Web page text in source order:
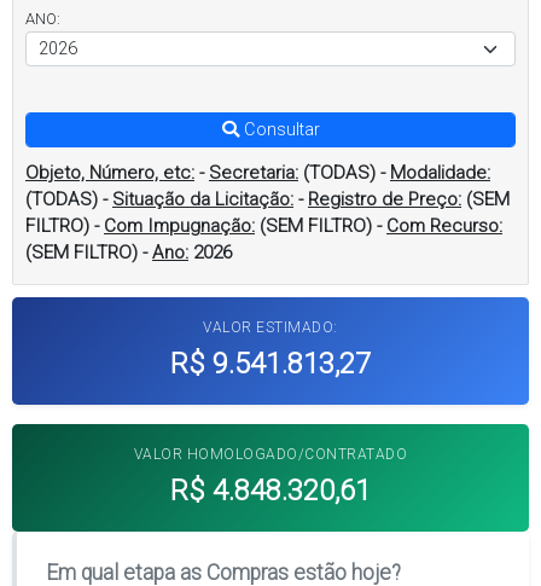
ANO:
Consultar
Objeto, Número, etc: - Secretaria: (TODAS) - Modalidade:
(TODAS) - Situação da Licitação: - Registro de Preço: (SEM
FILTRO) - Com Impugnação: (SEM FILTRO) - Com Recurso:
(SEM FILTRO) -Ano: 2026
VALOR ESTIMADO:
R$ 9.541.813,27
VALOR HOMOLOGADO/CONTRATADO
R$ 4.848.320,61
Em qual etapa as Compras estão hoje?